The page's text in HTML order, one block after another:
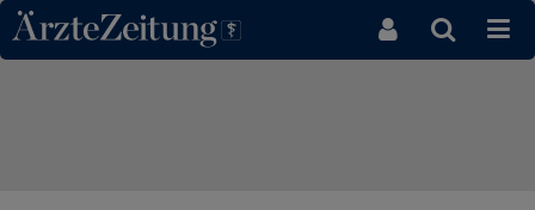
Direkt zum Inhaltsbereich